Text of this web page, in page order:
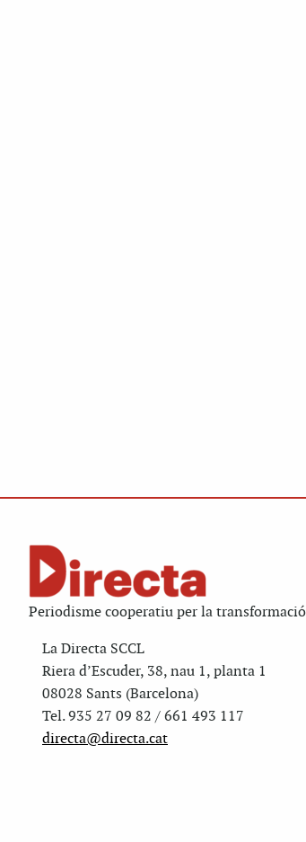
Periodisme cooperatiu per la
La Directa SCCL
Riera d’Escuder, 38, nau 1, planta 1
08028 Sants (Barcelona)
Tel. 935 27 09 82 / 661 493 117
directa@directa.cat